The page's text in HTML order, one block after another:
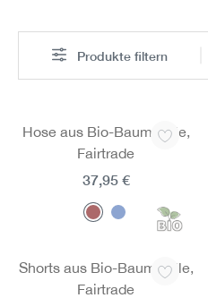
Produkte filtern
Hose aus Bio-Baumwolle,
Fairtrade
37,95 €
Shorts aus Bio-Baumwolle,
Fairtrade